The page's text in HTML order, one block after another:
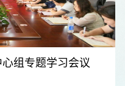
组专题学习会议